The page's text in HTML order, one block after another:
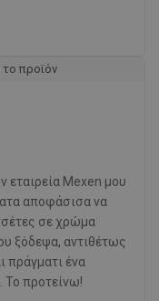
προϊόν
εταιρεία Mexen μου
αποφάσισα να
σε χρώμα
ξόδεψα, αντιθέτως
πράγματι ένα
Το προτείνω!